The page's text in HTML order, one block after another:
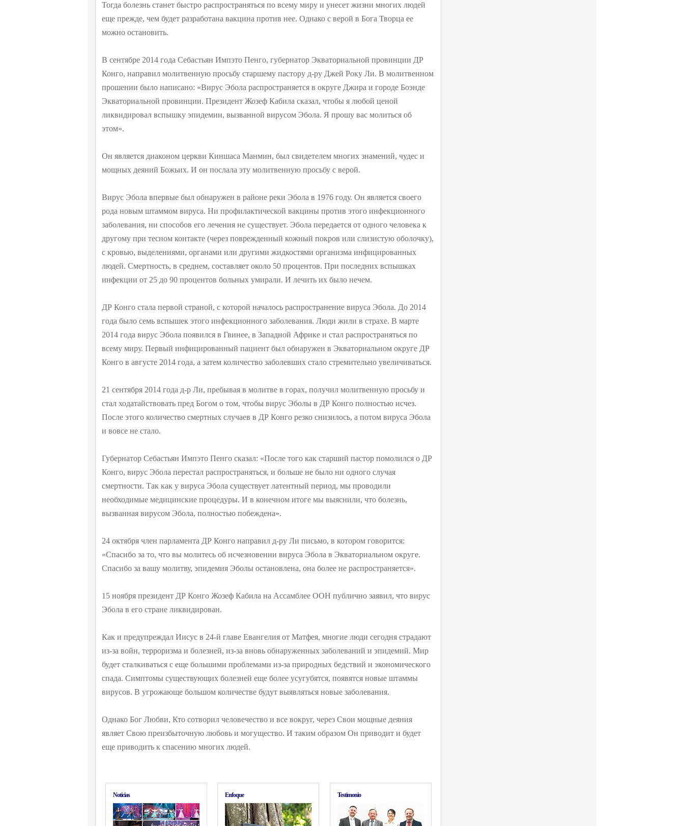
Тогда болезнь станет быстро распространяться по всему миру и унесет жизни многих людей
еще прежде, чем будет разработана вакцина против нее. Однако с верой в Бога Творца ее
можно остановить.
В сентябре 2014 года Себастьян Импэто Пенго, губернатор Экваториальной провинции ДР
Конго, направил молитвенную просьбу старшему пастору д-ру Джей Року Ли. В молитвенном
прошении было написано: «Вирус Эбола распространяется в округе Джира и городе Боэнде
Экваториальной провинции. Президент Жозеф Кабила сказал, чтобы я любой ценой
ликвидировал вспышку эпидемии, вызванной вирусом Эбола. Я прошу вас молиться об
этом».
Он является диаконом церкви Киншаса Манмин, был свидетелем многих знамений, чудес и
мощных деяний Божьих. И он послала эту молитвенную просьбу с верой.
Вирус Эбола впервые был обнаружен в районе реки Эбола в 1976 году. Он является своего
рода новым штаммом вируса. Ни профилактической вакцины против этого инфекционного
заболевания, ни способов его лечения не существует. Эбола передается от одного человека к
другому при тесном контакте (через поврежденный кожный покров или слизистую оболочку),
с кровью, выделениями, органами или другими жидкостями организма инфицированных
людей. Смертность, в среднем, составляет около 50 процентов. При последних вспышках
инфекции от 25 до 90 процентов больных умирали. И лечить их было нечем.
ДР Конго стала первой страной, с которой началось распространение вируса Эбола. До 2014
года было семь вспышек этого инфекционного заболевания. Люди жили в страхе. В марте
2014 года вирус Эбола появился в Гвинее, в Западной Африке и стал распространяться по
всему миру. Первый инфицированный пациент был обнаружен в Экваториальном округе ДР
Конго в августе 2014 года, а затем количество заболевших стало стремительно увеличиваться.
21 сентября 2014 года д-р Ли, пребывая в молитве в горах, получил молитвенную просьбу и
стал ходатайствовать пред Богом о том, чтобы вирус Эболы в ДР Конго полностью исчез.
После этого количество смертных случаев в ДР Конго резко снизилось, а потом вируса Эбола
и вовсе не стало.
Губернатор Себастьян Импэто Пенго сказал: «После того как старший пастор помолился о ДР
Конго, вирус Эбола перестал распространяться, и больше не было ни одного случая
смертности. Так как у вируса Эбола существует латентный период, мы проводили
необходимые медицинские процедуры. И в конечном итоге мы выяснили, что болезнь,
вызванная вирусом Эбола, полностью побеждена».
24 октября член парламента ДР Конго направил д-ру Ли письмо, в котором говорится:
«Спасибо за то, что вы молитесь об исчезновении вируса Эбола в Экваториальном округе.
Спасибо за вашу молитву, эпидемия Эболы остановлена, она более не распространяется».
15 ноября президент ДР Конго Жозеф Кабила на Ассамблее ООН публично заявил, что вирус
Эбола в его стране ликвидирован.
Как и предупреждал Иисус в 24-й главе Евангелия от Матфея, многие люди сегодня страдают
из-за войн, терроризма и болезней, из-за вновь обнаруженных заболеваний и эпидемий. Мир
будет сталкиваться с еще большими проблемами из-за природных бедствий и экономического
спада. Симптомы существующих болезней еще более усугубятся, появятся новые штаммы
вирусов. В угрожающе большом количестве будут выявляться новые заболевания.
Однако Бог Любви, Кто сотворил человечество и все вокруг, через Свои мощные деяния
являет Свою преизбыточную любовь и могущество. И таким образом Он приводит и будет
еще приводить к спасению многих людей.
Noticias Enfoque Testimonio